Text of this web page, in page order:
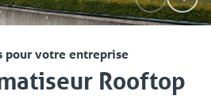
pour votre entreprise
Rooftop